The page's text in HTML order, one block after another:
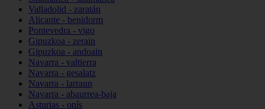
Valladolid - zaratán
Alicante - benidorm
Pontevedra - vigo
Gipuzkoa - zerain
Gipuzkoa - andoain
Navarra - valtierra
Navarra - gesalatz
Navarra - larraun
Navarra - abaurrea-baja
Asturias - onís